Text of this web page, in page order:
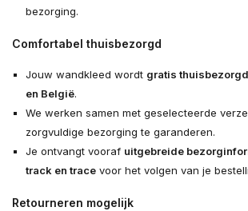
bezorging.
Comfortabel thuisbezorgd
Jouw wandkleed wordt gratis
en België.
We werken samen met geselecteerde
zorgvuldige bezorging te garanderen.
Je ontvangt vooraf uitgebreide
track en tracevoor het volgen van je
Retourneren mogelijk